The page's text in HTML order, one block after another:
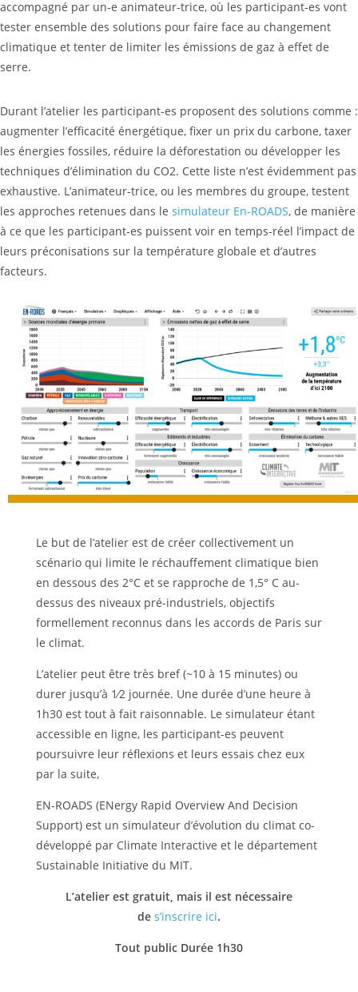
accompagné par un-e animateur-trice, où les participant-es vont
tester ensemble des solutions pour faire face au changement
climatique et tenter de limiter les émissions de gaz à effet de
serre.
Durant l’atelier les participant-es proposent des solutions comme :
augmenter l’efficacité énergétique, fixer un prix du carbone, taxer
les énergies fossiles, réduire la déforestation ou développer les
techniques d’élimination du CO2. Cette liste n’est évidemment pas
exhaustive. L’animateur-trice, ou les membres du groupe, testent
les approches retenues dans le simulateur En-ROADS, de manière
à ce que les participant-es puissent voir en temps-réel l’impact de
leurs préconisations sur la température globale et d’autres
facteurs.
Le but de l’atelier est de créer collectivement un
scénario qui limite le réchauffement climatique bien
en dessous des 2°C et se rapproche de 1,5° C au-
dessus des niveaux pré-industriels, objectifs
formellement reconnus dans les accords de Paris sur
le climat.
L’atelier peut être très bref (~10 à 15 minutes) ou
durer jusqu’à 1⁄2 journée. Une durée d’une heure à
1h30 est tout à fait raisonnable. Le simulateur étant
accessible en ligne, les participant-es peuvent
poursuivre leur réflexions et leurs essais chez eux
par la suite,
EN-ROADS (ENergy Rapid Overview And Decision
Support) est un simulateur d’évolution du climat co-
développé par Climate Interactive et le département
Sustainable Initiative du MIT.
L’atelier est gratuit, mais il est nécessaire
de s’inscrire ici.
Tout public Durée 1h30